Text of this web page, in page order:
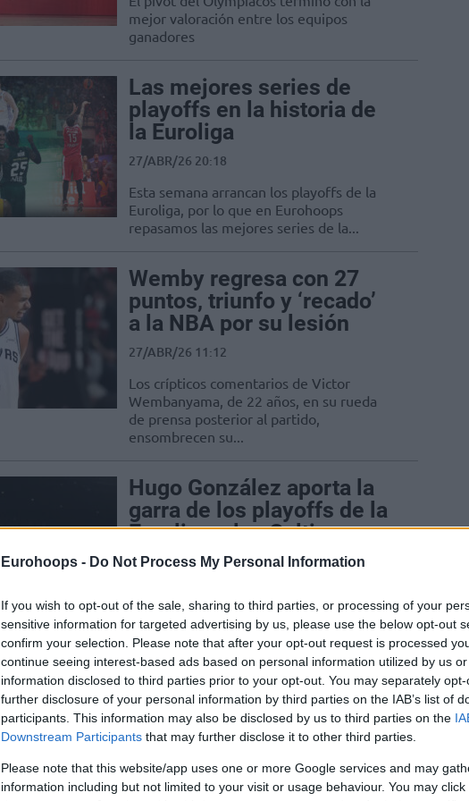
Eurohoops - Do Not Process My Personal Information
If you wish to opt-out of the sale, sharing to third parties, or processing of your
sensitive information for targeted advertising by us, please use the below opt-out
confirm your selection. Please note that after your opt-out request is processed
continue seeing interest-based ads based on personal information utilized by us
information disclosed to third parties prior to your opt-out. You may separately
further disclosure of your personal information by third parties on the IAB’s list of
participants. This information may also be disclosed by us to third parties on the
Downstream Participants that may further disclose it to other third parties.
Please note that this website/app uses one or more Google services and may
information including but not limited to your visit or usage behaviour. You may
mejor valoración entre los equipos
ganadores
Las mejores series de
playoffs en la historia de
la Euroliga
27/ABR/26 20:18
Esta semana arrancan los playoffs de la
Euroliga, por lo que en Eurohoops
repasamos las mejores series de la...
Wemby regresa con 27
puntos, triunfo y ‘recado’
a la NBA por su lesión
27/ABR/26 11:12
Los crípticos comentarios de Victor
Wembanyama, de 22 años, en su rueda
de prensa posterior al partido,
ensombrecen su...
Hugo González aporta la
garra de los playoffs de la
Euroliga a los Celtics
25/ABR/26 10:37
teniendo una más que positiva
temporada de debut en la NBA
‘Sold out’ para la Final
Four de la Euroliga tras la
última fase de venta
La cuarta y última fase de venta pública